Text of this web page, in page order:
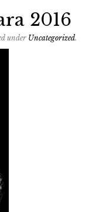
2016
under Uncategorized.